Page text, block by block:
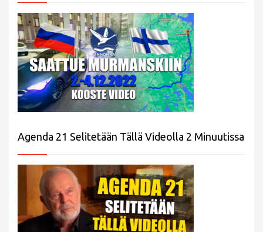
Agenda 21 Selitetään Tällä Videolla 2 Minuutissa